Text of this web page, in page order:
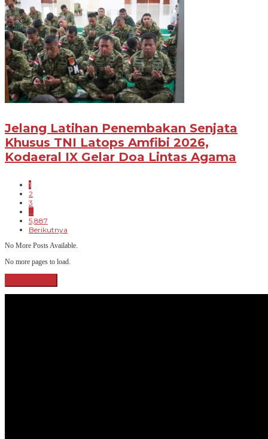
Jelang Latihan Penembakan Senjata
Khusus TNI Latops Amfibi 2026,
Kodaeral IX Gelar Doa Lintas Agama
1
2
3
5,887
Berikutnya
No More Posts Available.
No more pages to load.